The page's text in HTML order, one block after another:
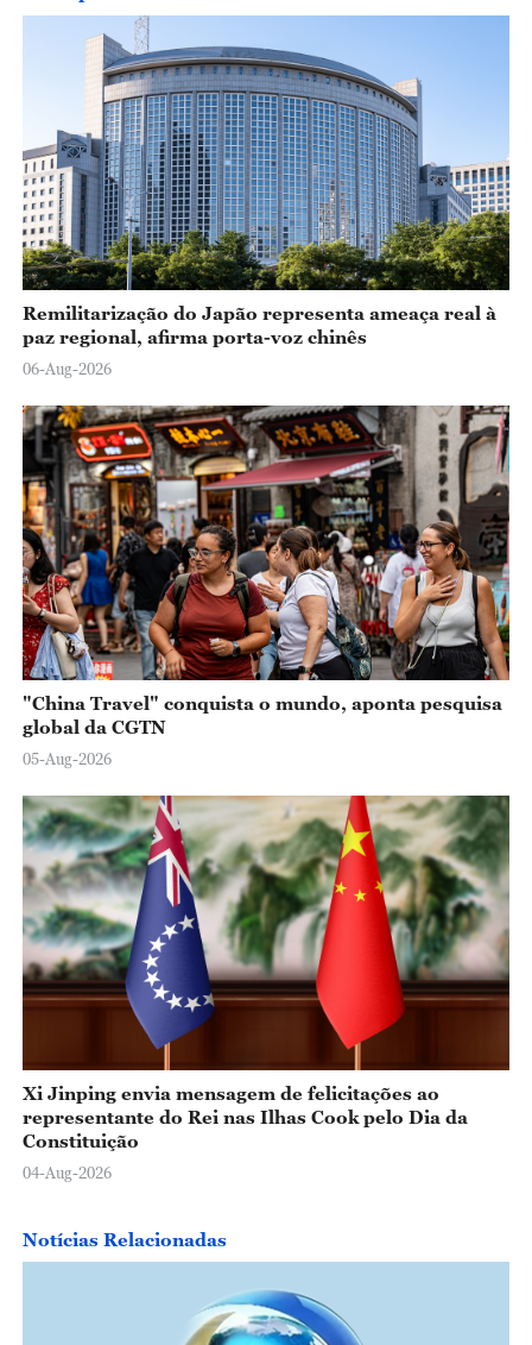
Remilitarização do Japão representa ameaça real à
paz regional, afirma porta-voz chinês
06-Aug-2026
"China Travel" conquista o mundo, aponta pesquisa
global da CGTN
05-Aug-2026
Xi Jinping envia mensagem de felicitações ao
representante do Rei nas Ilhas Cook pelo Dia da
Constituição
04-Aug-2026
Notícias Relacionadas